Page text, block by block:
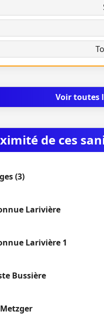
Voir toutes
de ces
(3)
Larivière
Larivière 1
Bussière